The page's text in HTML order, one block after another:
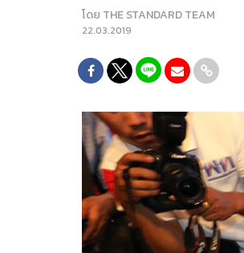
โดย THE STANDARD TEAM
22.03.2019